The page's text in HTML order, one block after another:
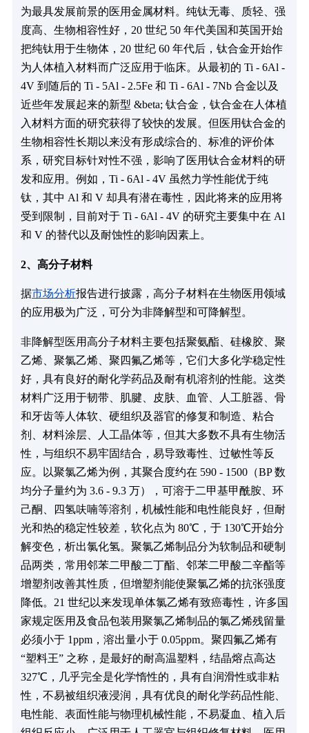
为最具发展前景的医用金属材料。纯钛无毒、质轻、强
度高、生物相容性好，20 世纪 50 年代美国和英国开始
把纯钛用于生物体，20 世纪 60 年代后，钛合金开始作
为人体植入材料而广泛应用于临床。从最初的 Ti - 6Al -
4V 到随后的 Ti - 5Al - 2.5Fe 和 Ti - 6Al - 7Nb 合金以及
近些年发展起来的新型 &beta; 钛合金，钛合金在人体植
入材料方面的研究获得了较快的发展。但医用钛合金的
生物相容性长期以来没有形成综合的、标准的评价体
系，研究目标针对性不强，影响了医用钛合金材料的研
发和应用。例如，Ti - 6Al - 4V 虽然力学性能优于纯
钛，其中 Al 和 V 却具有潜在毒性，因此将来的应用将
受到限制，目前对于 Ti - 6Al - 4V 的研究主要集中在 Al
和 V 的替代以及耐蚀性的影响因素上。
2、高分子材料
据市场分析报告进行披露，高分子材料在生物医用领域
的应用极为广泛，可分为非降解型和可降解型。
非降解型医用高分子材料主要包括聚氨酯、硅橡胶、聚
乙烯、聚氯乙烯、聚四氟乙烯等，它们大多化学稳定性
好，具有良好的耐化学药品及耐有机溶剂的性能。这类
材料广泛用于韧带、肌腱、皮肤、血管、人工脏器、骨
和牙齿等人体软、硬组织及器官的修复和制造、粘合
剂、材料涂层、人工晶体等，但其大多数不具有生物活
性，与组织不易牢固结合，易导致毒性、过敏性等反
应。以聚氯乙烯为例，其聚合度约在 590 - 1500（BP 数
均分子量约为 3.6 - 9.3 万），可溶于二甲基甲酰胺、环
己酮、四氢呋喃等溶剂，机械性能和电性能良好，但耐
光和热的稳定性较差，软化点为 80℃，于 130℃开始分
解变色，析出氯化氢。聚氯乙烯制品分为软制品和硬制
品两类，常用邻苯二甲酸二丁酯、邻苯二甲酸二辛酯等
增塑剂改善其性质，但增塑剂能使聚氯乙烯的抗张强度
降低。21 世纪以来发现单体氯乙烯有致癌毒性，许多国
家规定医用及食品包装用聚氯乙烯制品的氯乙烯残留量
必须小于 1ppm，溶出量小于 0.05ppm。聚四氟乙烯有
“塑料王” 之称，是最好的耐高温塑料，结晶熔点高达
327℃，几乎完全是化学惰性的，具有自润滑性或非粘
性，不易被组织液浸润，具有优良的耐化学药品性能、
电性能、表面性能与物理机械性能，不易凝血、植入后